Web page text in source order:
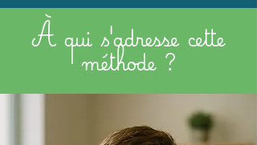
À qui s'adresse cette
méthode ?